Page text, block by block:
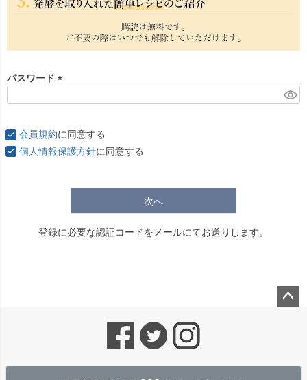
パスワード
)
会員規約に同意する
個人情報保護方針に同意する
次へ
登録に必要な認証コードをメールにてお送りします。